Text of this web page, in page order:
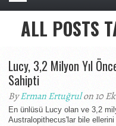
ALL POSTS
Lucy, 3,2 Milyon Yıl
Sahipti
ByErman Ertuğrulon 10
En ünlüsü Lucy olan ve 3,2
Australopithecus'lar bile